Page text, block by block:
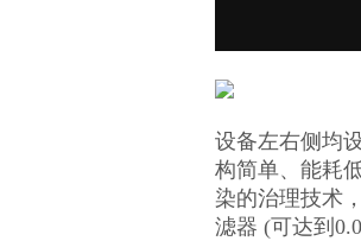
设备左右侧均
构简单、能耗
染的治理技术
滤器 (可达到